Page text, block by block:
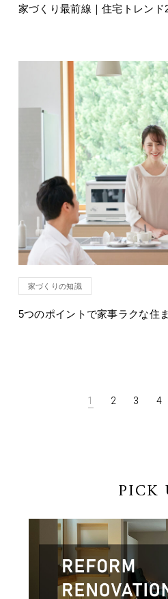
家づくり最前線｜住宅トレンド
家づくりの知識
5つのポイントで家事ラクな住
1 2 3 4
PICK